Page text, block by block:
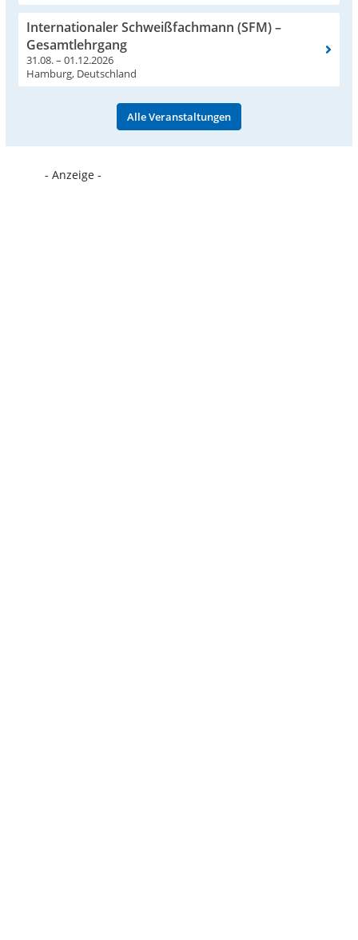
Internationaler Schweißfachmann (SFM) –
Gesamtlehrgang
31.08. – 01.12.2026
Hamburg, Deutschland
Alle Veranstaltungen
- Anzeige -